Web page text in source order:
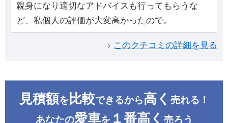
親身になり適切なアドバイスも行ってもらうな
ど、私個人の評価が大変高かったので。
このクチコミの詳細を見る
見積額を 比較できるから高く 売れる！
あなたの愛車を １番高く 売ろう